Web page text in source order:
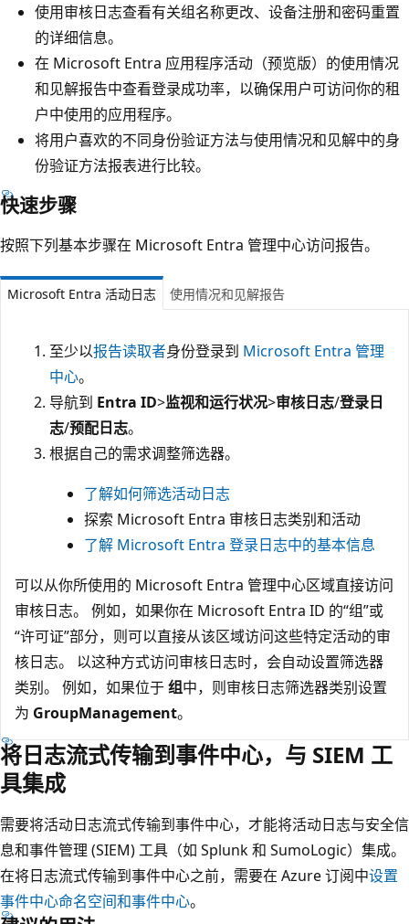
使用审核日志查看有关组名称更改、设备注册和密码重置
的详细信息。
在 Microsoft Entra 应用程序活动（预览版）的使用情况
和见解报告中查看登录成功率，以确保用户可访问你的租
户中使用的应用程序。
将用户喜欢的不同身份验证方法与使用情况和见解中的身
份验证方法报表进行比较。
快速步骤
按照下列基本步骤在 Microsoft Entra 管理中心访问报告。
Microsoft Entra 活动日志 使用情况和见解报告
至少以报告读取者身份登录到 Microsoft Entra 管理
中心。
导航到 Entra ID>监视和运行状况>审核日志/登录日
志/预配日志。
根据自己的需求调整筛选器。
了解如何筛选活动日志
探索 Microsoft Entra 审核日志类别和活动
了解 Microsoft Entra 登录日志中的基本信息
可以从你所使用的 Microsoft Entra 管理中心区域直接访问
审核日志。 例如，如果你在 Microsoft Entra ID 的“组”或
“许可证”部分，则可以直接从该区域访问这些特定活动的审
核日志。 以这种方式访问审核日志时，会自动设置筛选器
类别。 例如，如果位于组中，则审核日志筛选器类别设置
为 GroupManagement。
将日志流式传输到事件中心，与 SIEM 工
具集成
需要将活动日志流式传输到事件中心，才能将活动日志与安全信
息和事件管理 (SIEM) 工具（如 Splunk 和 SumoLogic）集成。
在将日志流式传输到事件中心之前，需要在 Azure 订阅中设置
事件中心命名空间和事件中心。